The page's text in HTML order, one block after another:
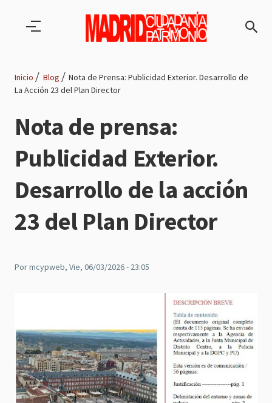
de
navegación
Inicio Blog
Nota de Prensa: Publicidad Exterior. Desarrollo de
La Acción 23 del Plan Director
Nota de prensa:
Publicidad Exterior.
Desarrollo de la acción
23 del Plan Director
Pormcypweb, Vie, 06/03/2026 - 23:05